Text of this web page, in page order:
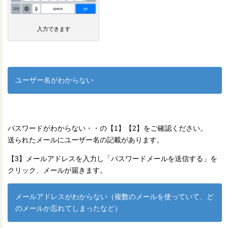
入力できます
ユーザー名がわからない
パスワードがわからない・・の【1】【2】をご確認ください。
送られたメールにユーザー名の記載があります。
【3】メールアドレスを入力し「パスワードメールを送信する」を
クリック、メールが届きます。
メールアドレスがわからない（複数のメールを使っていて、ど
のメールか忘れてしまったなど）